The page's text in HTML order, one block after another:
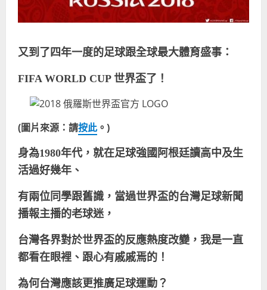
又到了四年一度的足球跟全球最大體育盛事：
FIFA WORLD CUP 世界盃了！
(圖片來源：請按此。 )
身為1980年代，就在足球強國阿根廷讀高中及生
活過好幾年、
有兩位同學跟舊識，當過世界盃的台灣足球新聞
播報主播的老球迷，
台灣各界對於世界盃的反應熱度改變，我是一直
都看在眼裡、跟心有戚戚焉的！
為何台灣應該更推廣足球運動？